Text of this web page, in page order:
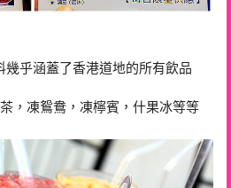
幾乎涵蓋了香港道地的所有飲品
，凍鴛鴦，凍檸賓，什果冰等等